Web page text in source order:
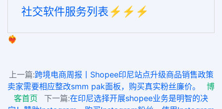
社交软件服务列表⚡️⚡️⚡️
❤️‍🔥
上一篇:跨境电商周报丨Shopee印尼站点升级商品销售政策
卖家需要相应整改smm pak面板，购买真实粉丝廉价。
博
客首页
下一篇:在印尼选择开展shopee业务是明智的决